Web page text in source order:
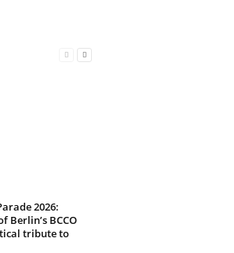
2026:
Berlin’s BCCO
tribute to